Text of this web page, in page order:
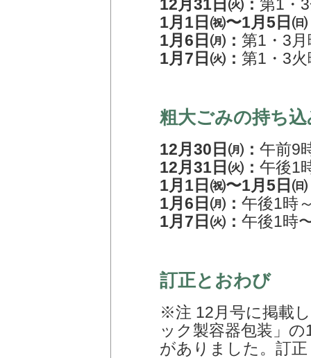
12月31日㈫： 第1・
1月1日㈷〜1月5日㈰
1月6日㈪： 第1・3
1月7日㈫： 第1・3
粗大ごみの持ち
12月30日㈪： 午前9
12月31日㈫： 午後1
1月1日㈷〜1月5日㈰
1月6日㈪： 午後1時
1月7日㈫： 午後1時
訂正とおわび
※注 12月号に掲載
ック製容器包装」
がありました。訂